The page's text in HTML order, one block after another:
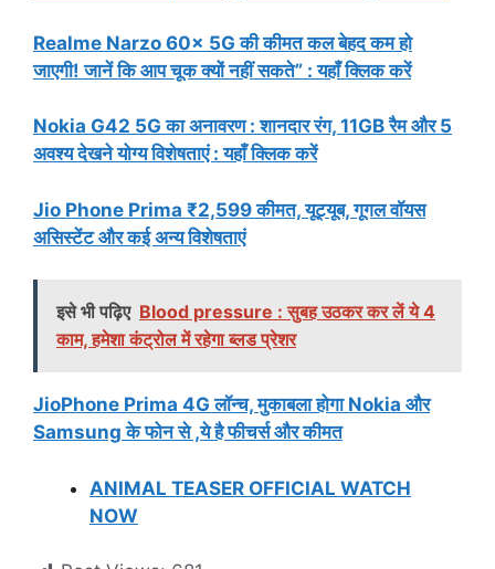
Realme Narzo 60x 5G की कीमत कल बेहद कम हो
जाएगी! जानें कि आप चूक क्यों नहीं सकते” : यहाँ क्लिक करें
Nokia G42 5G का अनावरण : शानदार रंग, 11GB रैम और 5
अवश्य देखने योग्य विशेषताएं : यहाँ क्लिक करें
Jio Phone Prima ₹2,599 कीमत, यूट्यूब, गूगल वॉयस
असिस्टेंट और कई अन्य विशेषताएं
इसे भी पढ़िए Blood pressure : सुबह उठकर कर लें ये 4
काम, हमेशा कंट्रोल में रहेगा ब्लड प्रेशर
JioPhone Prima 4G लॉन्च, मुकाबला होगा Nokia और
Samsung के फोन से ,ये है फीचर्स और कीमत
ANIMAL TEASER OFFICIAL WATCH
NOW